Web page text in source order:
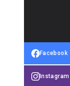
Facebook
Instagram